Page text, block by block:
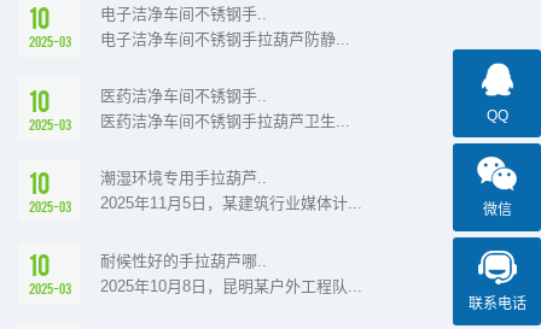
10
2025-03
电子洁净车间不锈钢手..
电子洁净车间不锈钢手拉葫芦防静...
10
2025-03
医药洁净车间不锈钢手..
医药洁净车间不锈钢手拉葫芦卫生...
10
2025-03
潮湿环境专用手拉葫芦..
2025年11月5日，某建筑行业媒体计...
10
2025-03
耐候性好的手拉葫芦哪..
2025年10月8日，昆明某户外工程队...
QQ
微信
联系电话